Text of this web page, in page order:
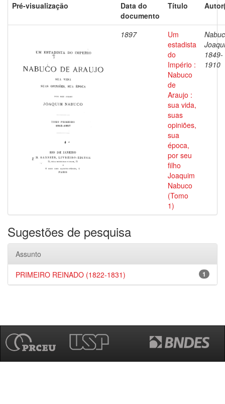
Pré-visualização
Data do
documento
Título
1897
Um
estadista
do
Império :
Nabuco
de
Araujo :
sua vida,
suas
opiniões,
sua
época,
por seu
filho
Joaquim
Nabuco
(Tomo
1)
1849-
1910
Sugestões de pesquisa
Assunto
1
PRIMEIRO REINADO (1822-1831)